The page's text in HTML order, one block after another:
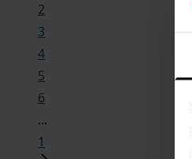
2
3
4
5
6
...
1